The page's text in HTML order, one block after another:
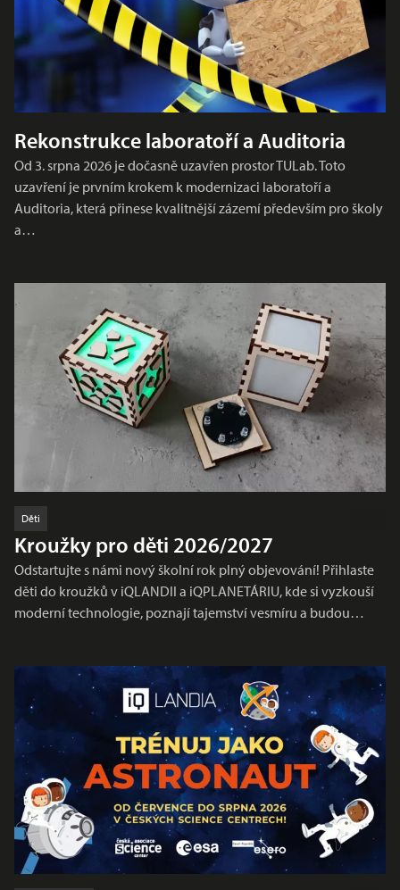
Rekonstrukce laboratoří a Auditoria
Od 3. srpna 2026 je dočasně uzavřen prostor TULab. Toto
uzavření je prvním krokem k modernizaci laboratoří a
Auditoria, která přinese kvalitnější zázemí především pro školy
a…
Děti
Kroužky pro děti 2026/2027
Odstartujte s námi nový školní rok plný objevování! Přihlaste
děti do kroužků v iQLANDII a iQPLANETÁRIU, kde si vyzkouší
moderní technologie, poznají tajemství vesmíru a budou…